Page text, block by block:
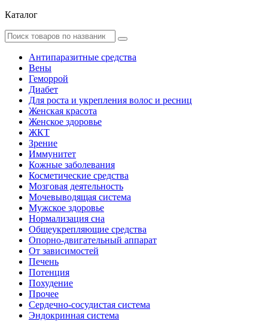
Каталог
Антипаразитные средства
Вены
Геморрой
Диабет
Для роста и укрепления волос и ресниц
Женская красота
Женское здоровье
ЖКТ
Зрение
Иммунитет
Кожные заболевания
Косметические средства
Мозговая деятельность
Мочевыводящая система
Мужское здоровье
Нормализация сна
Общеукрепляющие средства
Опорно-двигательный аппарат
От зависимостей
Печень
Потенция
Похудение
Прочее
Сердечно-сосудистая система
Эндокринная система